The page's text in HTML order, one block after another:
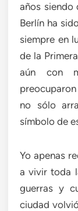
años siendo
Berlín ha
siempre en
de la
aún con
no sólo
símbolo de
Yo apenas
a vivir toda
guerras y
ciudad